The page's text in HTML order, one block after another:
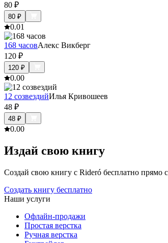
80 ₽
80 ₽
0.01
168 часовАлекс Викберг
120 ₽
120 ₽
0.00
12 созвездийИлья Кривошеев
48 ₽
48 ₽
0.00
Издай свою книгу
Создай свою книгу с Rideró бесплатно прямо
Создать книгу бесплатно
Наши услуги
Офлайн-продажи
Простая верстка
Ручная верстка